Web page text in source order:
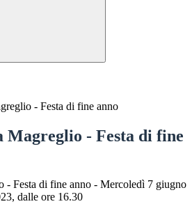
- Festa di fine anno
Magreglio - Festa di fine
- Festa di fine anno - Mercoledì 7 giugno
dalle ore 16.30